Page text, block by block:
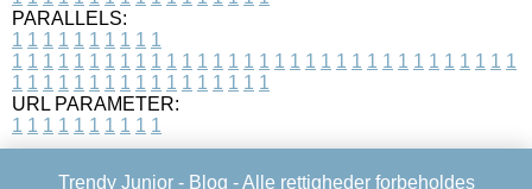
PARALLELS:
1 1 1 1 1 1 1 1 1 1
1 1 1 1 1 1 1 1 1 1 1 1 1 1 1 1 1 1 1 1 1 1 1 1 1 1 1 1 1 1 1 1 1
1 1 1 1 1 1 1 1 1 1 1 1 1 1 1 1 1
URL PARAMETER:
1 1 1 1 1 1 1 1 1 1
Trendy Junior - Blog - Alle rettigheder forbeholdes